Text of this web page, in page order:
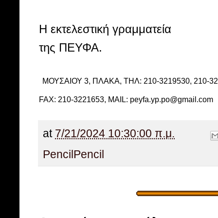
Η εκτελεστική γραμματεία
της ΠΕΥΦΑ.
ΜΟΥΣΑΙΟΥ 3, ΠΛΑΚΑ, ΤΗΛ: 210-3219530, 210-
FAX: 210-3221653, MAIL: peyfa.yp.po@gmail.com
at 7/21/2024 10:30:00 π.μ.
Pencil Pencil